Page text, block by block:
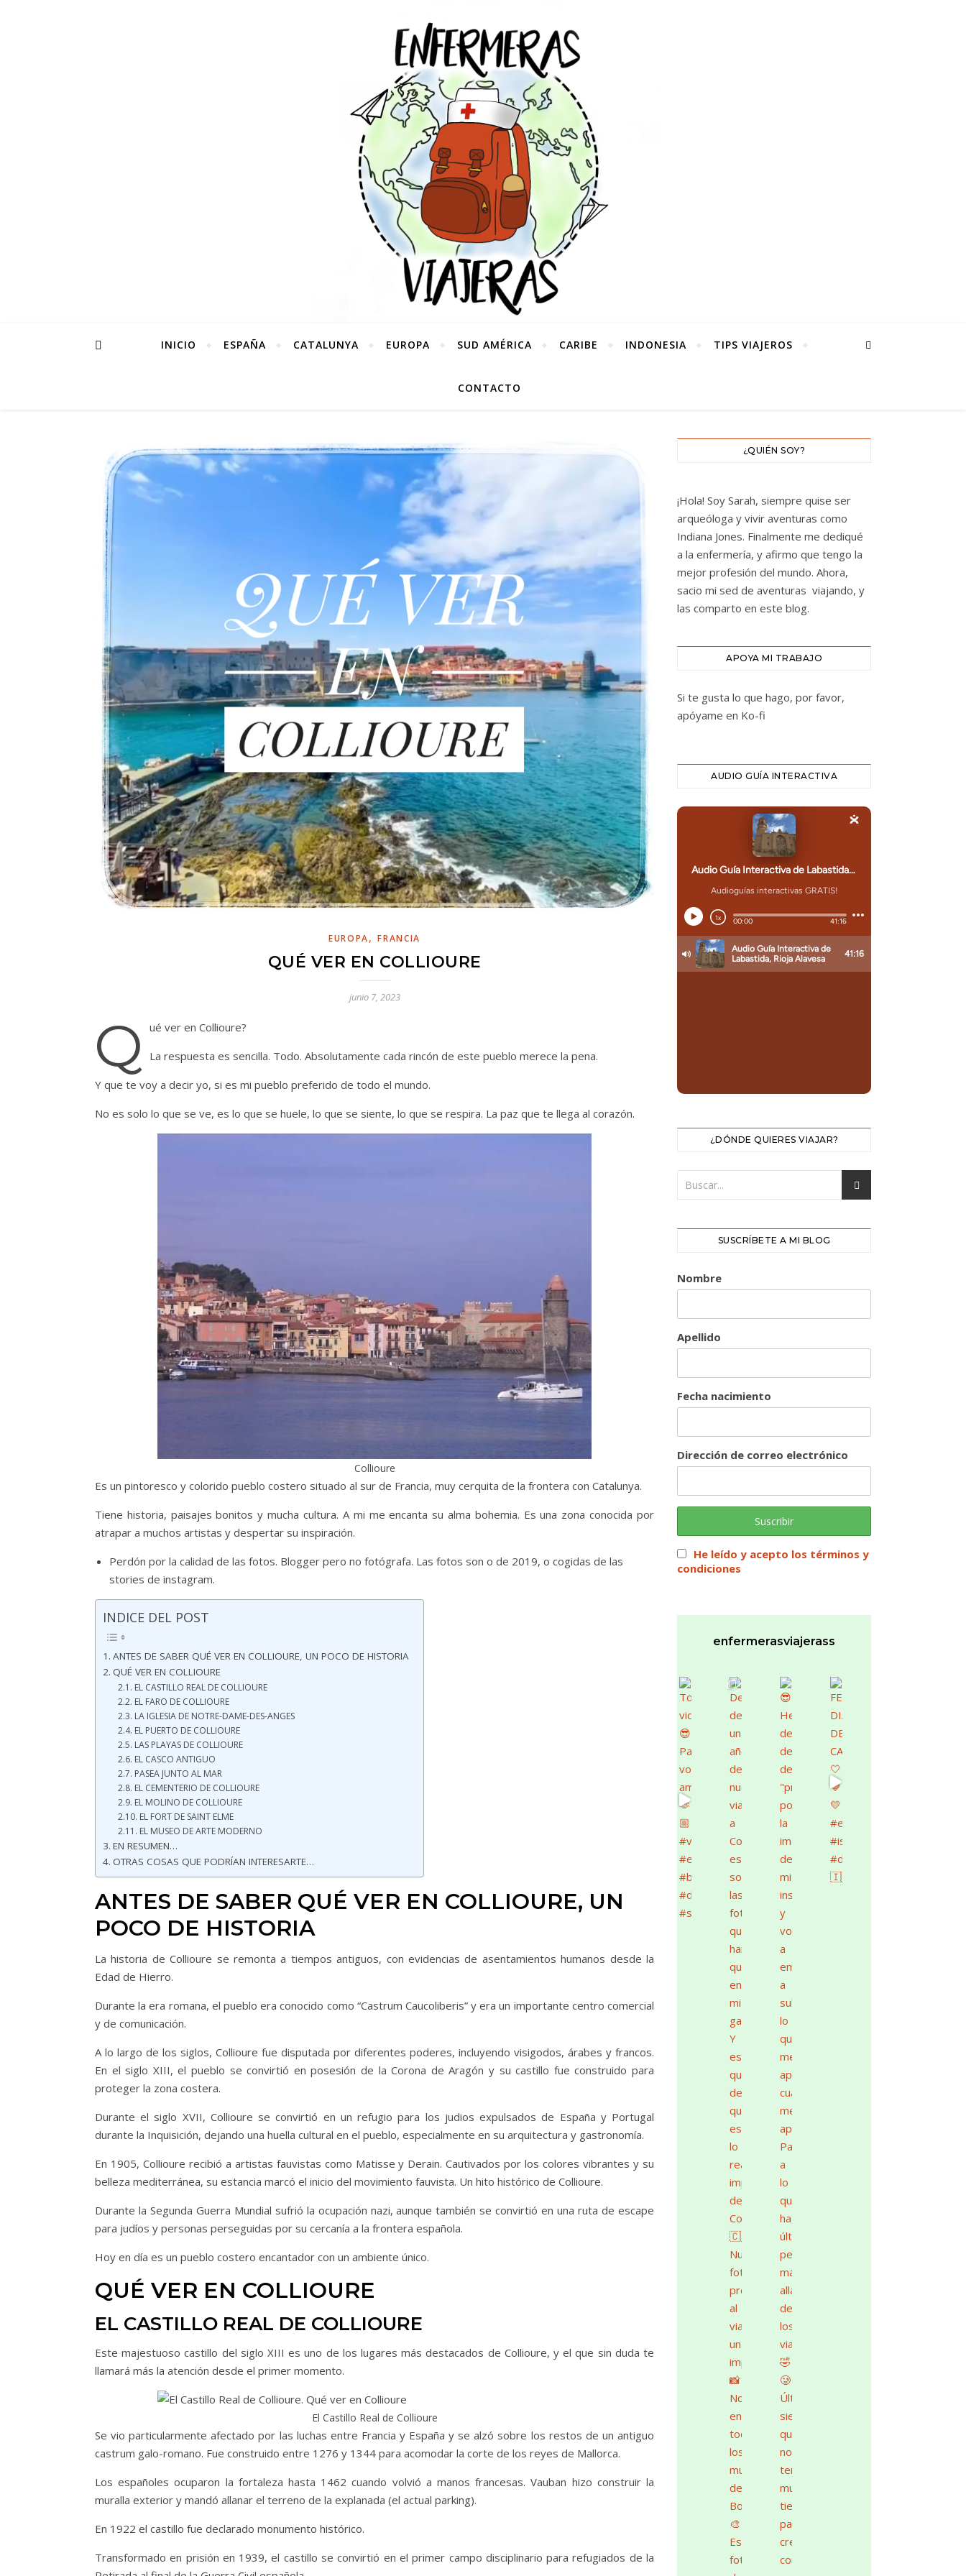
INICIO ESPAÑA CATALUNYA EUROPA SUD AMÉRICA CARIBE INDONESIA TIPS VIAJEROS
CONTACTO
EUROPA,FRANCIA
QUÉ VER EN COLLIOURE
junio 7, 2023
Q
ué ver en Collioure?
La respuesta es sencilla. Todo. Absolutamente cada rincón de este pueblo merece la pena.
Y que te voy a decir yo, si es mi pueblo preferido de todo el mundo.
No es solo lo que se ve, es lo que se huele, lo que se siente, lo que se respira. La paz que te llega al corazón.
Collioure
Es un pintoresco y colorido pueblo costero situado al sur de Francia, muy cerquita de la frontera con Catalunya.
Tiene historia, paisajes bonitos y mucha cultura. A mi me encanta su alma bohemia. Es una zona conocida por
atrapar a muchos artistas y despertar su inspiración.
Perdón por la calidad de las fotos. Blogger pero no fotógrafa. Las fotos son o de 2019, o cogidas de las
stories de instagram.
INDICE DEL POST
ANTES DE SABER QUÉ VER EN COLLIOURE, UN POCO DE HISTORIA
QUÉ VER EN COLLIOURE
EL CASTILLO REAL DE COLLIOURE
EL FARO DE COLLIOURE
LA IGLESIA DE NOTRE-DAME-DES-ANGES
EL PUERTO DE COLLIOURE
LAS PLAYAS DE COLLIOURE
EL CASCO ANTIGUO
PASEA JUNTO AL MAR
EL CEMENTERIO DE COLLIOURE
EL MOLINO DE COLLIOURE
EL FORT DE SAINT ELME
EL MUSEO DE ARTE MODERNO
EN RESUMEN…
OTRAS COSAS QUE PODRÍAN INTERESARTE…
ANTES DE SABER QUÉ VER EN COLLIOURE, UN
POCO DE HISTORIA
La historia de Collioure se remonta a tiempos antiguos, con evidencias de asentamientos humanos desde la
Edad de Hierro.
Durante la era romana, el pueblo era conocido como “Castrum Caucoliberis” y era un importante centro comercial
y de comunicación.
A lo largo de los siglos, Collioure fue disputada por diferentes poderes, incluyendo visigodos, árabes y francos.
En el siglo XIII, el pueblo se convirtió en posesión de la Corona de Aragón y su castillo fue construido para
proteger la zona costera.
Durante el siglo XVII, Collioure se convirtió en un refugio para los judios expulsados de España y Portugal
durante la Inquisición, dejando una huella cultural en el pueblo, especialmente en su arquitectura y gastronomía.
En 1905, Collioure recibió a artistas fauvistas como Matisse y Derain. Cautivados por los colores vibrantes y su
belleza mediterránea, su estancia marcó el inicio del movimiento fauvista. Un hito histórico de Collioure.
Durante la Segunda Guerra Mundial sufrió la ocupación nazi, aunque también se convirtió en una ruta de escape
para judíos y personas perseguidas por su cercanía a la frontera española.
Hoy en día es un pueblo costero encantador con un ambiente único.
QUÉ VER EN COLLIOURE
EL CASTILLO REAL DE COLLIOURE
Este majestuoso castillo del siglo XIII es uno de los lugares más destacados de Collioure, y el que sin duda te
llamará más la atención desde el primer momento.
El Castillo Real de Collioure
Se vio particularmente afectado por las luchas entre Francia y España y se alzó sobre los restos de un antiguo
castrum galo-romano. Fue construido entre 1276 y 1344 para acomodar la corte de los reyes de Mallorca.
Los españoles ocuparon la fortaleza hasta 1462 cuando volvió a manos francesas. Vauban hizo construir la
muralla exterior y mandó allanar el terreno de la explanada (el actual parking).
En 1922 el castillo fue declarado monumento histórico.
Transformado en prisión en 1939, el castillo se convirtió en el primer campo disciplinario para refugiados de la
¿QUIÉN SOY?
¡Hola! Soy Sarah, siempre quise ser
arqueóloga y vivir aventuras como
Indiana Jones. Finalmente me dediqué
a la enfermería, y afirmo que tengo la
mejor profesión del mundo. Ahora,
sacio mi sed de aventuras viajando, y
las comparto en este blog.
APOYA MI TRABAJO
Si te gusta lo que hago, por favor,
apóyame en Ko-fi
AUDIO GUÍA INTERACTIVA
¿DÓNDE QUIERES VIAJAR?
SUSCRÍBETE A MI BLOG
Nombre
Apellido
Fecha nacimiento
Dirección de correo electrónico
He leído y acepto los términos y
condiciones
enfermerasviajerass